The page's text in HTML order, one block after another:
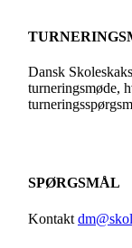
Dansk
turneringsmøde,
SPØRGSMÅL
Kontakt